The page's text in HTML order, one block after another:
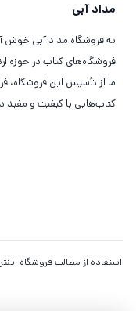
مداد آبی
به فروشگاه مداد آبی خوش
فروشگاه‌های کتاب در حوزه
ما از تأسیس این فروشگاه،
کتاب‌هایی با کیفیت و مفید
استفاده از مطالب فروشگاه